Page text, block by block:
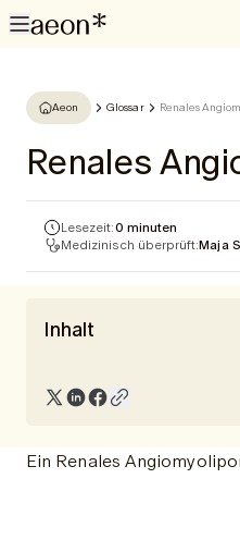
Aeon Glossar Renales
Renales
Lesezeit:0 minuten
Medizinisch überprüft:Maja
Inhalt
Ein Renales